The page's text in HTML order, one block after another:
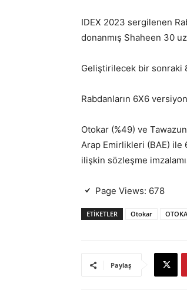
IDEX 2023 sergilenen
donanmış Shaheen 30
Geliştirilecek bir sonraki
Rabdanların 6X6
Otokar (%49) ve
Arap Emirlikleri (BAE) ile
ilişkin sözleşme
Page Views: 678
ETIKETLER Otokar
Paylaş